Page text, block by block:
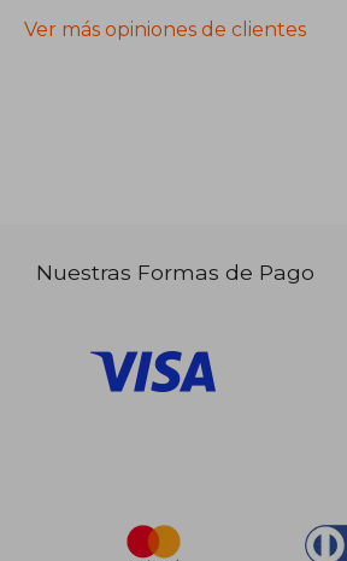
Ver más opiniones de clientes
Nuestras Formas de Pago